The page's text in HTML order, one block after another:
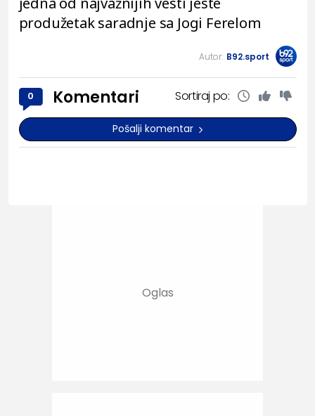
produžetak saradnje sa Jogi Ferelom
Autor: B92.sport
0 Komentari Sortiraj po:
Pošalji komentar